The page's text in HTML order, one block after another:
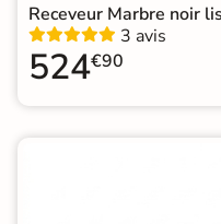
Receveur Marbre noir
3 avis
524€90